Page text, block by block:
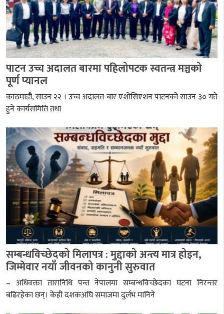
पाटन उच्च अदालत बारमा पहिलोपटक स्वतन्त्र मञ्चको
पूर्ण प्यानल
काठमाडौं, साउन २२ । उच्च अदालत बार एशोसिएशन पाटनको साउन ३० गते
हुने कार्यसमिति तथा
सम्बन्धविच्छेदको मिलापत्र : मुद्दाको अन्त्य मात्र होइन,
जिम्मेवार नयाँ जीवनको कानुनी सुरुवात
– अधिवक्ता तारानिधि पन्त नेपालमा सम्बन्धविच्छेदका घटना निरन्तर
बढिरहेका छन्। केही दशकअघि समाजमा दुर्लभ मानिने